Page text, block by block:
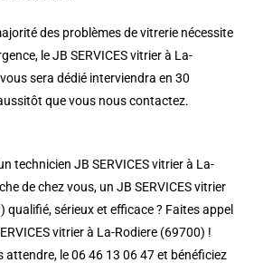
des problèmes de vitrerie nécessite
le JB SERVICES vitrier à La-
sera dédié interviendra en 30
que vous nous contactez.
technicien JB SERVICES vitrier à La-
de chez vous, un JB SERVICES vitrier
qualifié, sérieux et efficace ? Faites appel
vitrier à La-Rodiere (69700) !
attendre, le 06 46 13 06 47 et bénéficiez